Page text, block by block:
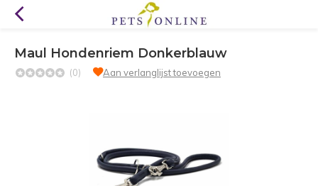
Maul Hondenriem Donkerblauw
(0) Aan verlanglijst toevoegen